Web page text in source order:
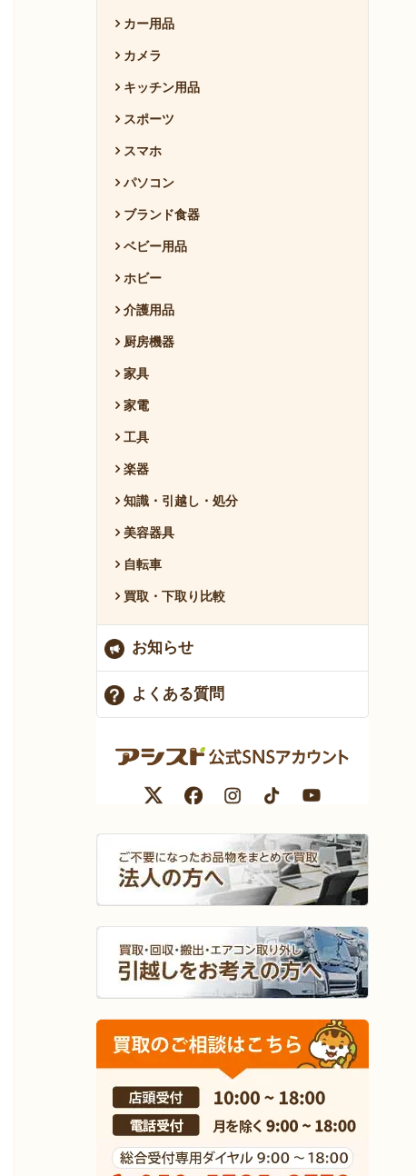
カー用品
カメラ
キッチン用品
スポーツ
スマホ
パソコン
ブランド食器
ベビー用品
ホビー
介護用品
厨房機器
家具
家電
工具
楽器
知識・引越し・処分
美容器具
自転車
買取・下取り比較
お知らせ
よくある質問